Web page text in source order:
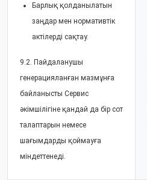
Барлық қолданылатын
заңдар мен нормативтік
актілерді сақтау.
9.2. Пайдаланушы
генерацияланған мазмұнға
байланысты Сервис
әкімшілігіне қандай да бір сот
талаптарын немесе
шағымдарды қоймауға
міндеттенеді.